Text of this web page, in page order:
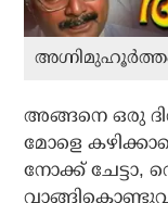
അഗ്നിമുഹൂർത്തം,
അങ്ങനെ ഒരു
മോളെ
നോക്ക് ചേട്ടാ,